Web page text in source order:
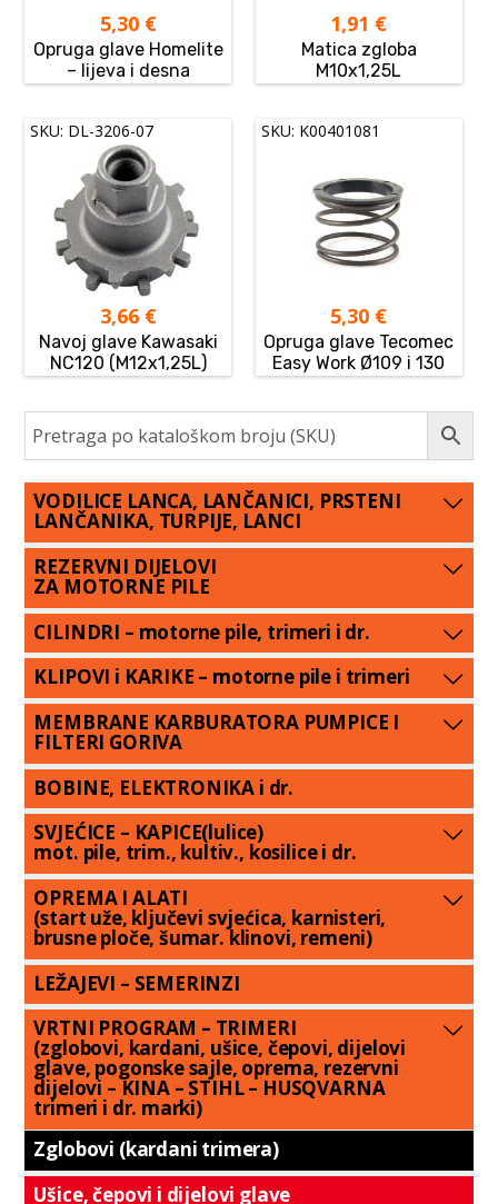
5,30 €
Opruga glave Homelite
– lijeva i desna
1,91 €
Matica zgloba
M10x1,25L
SKU: DL-3206-07
3,66 €
Navoj glave Kawasaki
NC120 (M12x1,25L)
SKU: K00401081
5,30 €
Opruga glave Tecomec
Easy Work Ø109 i 130
VODILICE LANCA, LANČANICI, PRSTENI
LANČANIKA, TURPIJE, LANCI
REZERVNI DIJELOVI
ZA MOTORNE PILE
CILINDRI – motorne pile, trimeri i dr.
KLIPOVI i KARIKE – motorne pile i trimeri
MEMBRANE KARBURATORA PUMPICE I
FILTERI GORIVA
BOBINE, ELEKTRONIKA i dr.
SVJEĆICE – KAPICE(lulice)
mot. pile, trim., kultiv., kosilice i dr.
OPREMA I ALATI
(start uže, ključevi svjećica, karnisteri,
brusne ploče, šumar. klinovi, remeni)
LEŽAJEVI – SEMERINZI
VRTNI PROGRAM – TRIMERI
(zglobovi, kardani, ušice, čepovi, dijelovi
glave, pogonske sajle, oprema, rezervni
dijelovi – KINA – STIHL – HUSQVARNA
trimeri i dr. marki)
Zglobovi (kardani trimera)
Ušice, čepovi i dijelovi glave